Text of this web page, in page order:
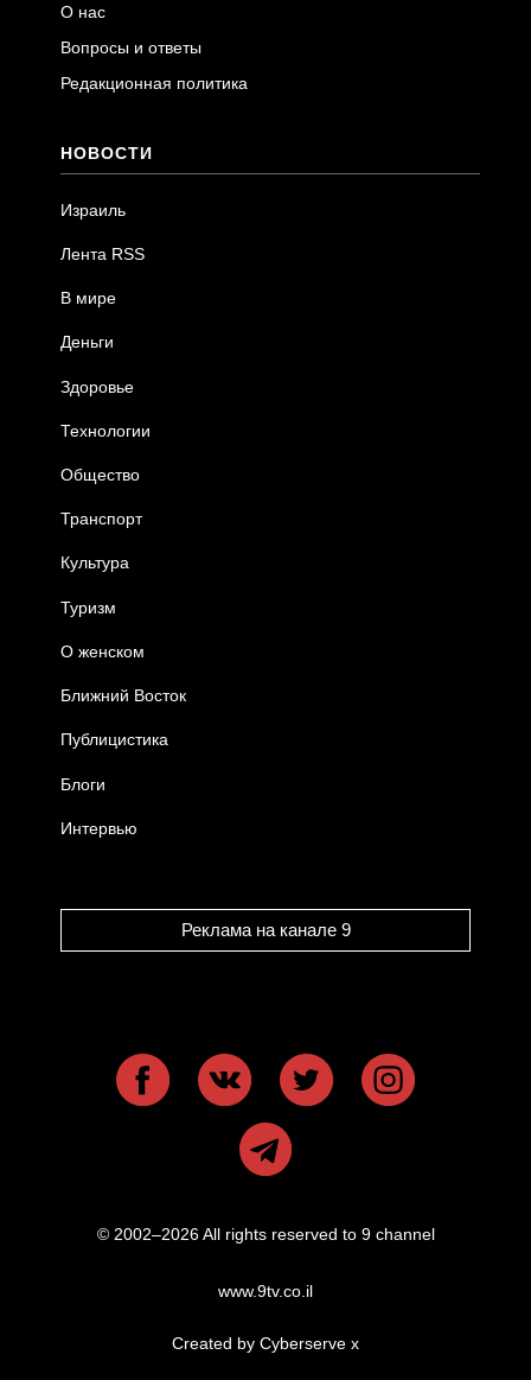
О нас
Вопросы и ответы
Редакционная политика
НОВОСТИ
Израиль
Лента RSS
В мире
Деньги
Здоровье
Технологии
Общество
Транспорт
Культура
Туризм
О женском
Ближний Восток
Публицистика
Блоги
Интервью
Реклама на канале 9
© 2002–2026 All rights reserved to 9 channel
www.9tv.co.il
Created by Cyberserve x